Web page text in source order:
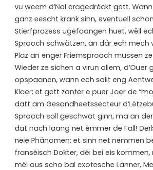
vu weem d’Nol eragedréckt gëtt.
ganz eescht krank sinn, eventuell
Stierfprozess ugefaangen huet, wëll
Sprooch schwätzen, an där ech mech
Plaz an enger Friemsprooch mussen
Wieder ze sichen a virun allem, d’Ouer
opspaanen, wann ech sollt eng
Kloer: et gëtt zanter e puer Joer de
datt am Gesondheetssecteur
Sprooch soll geschwat ginn, ma an
dat nach laang net ëmmer de Fall!
neie Phänomen: et sinn net nëmmen
franséisch Dokter, déi bei eis
méi aus scho bal exotesche Länner,